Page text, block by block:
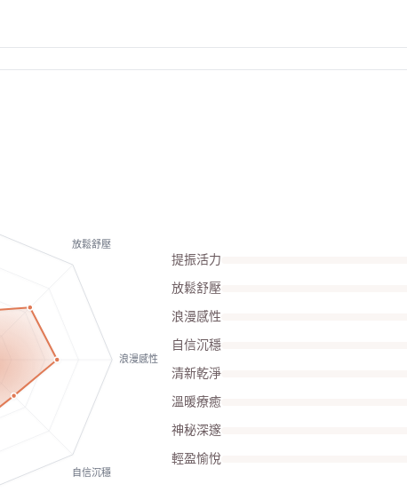
放鬆舒壓
浪漫感性
自信沉穩
提振活力
放鬆舒壓
浪漫感性
自信沉穩
清新乾淨
溫暖療癒
神秘深邃
輕盈愉悅